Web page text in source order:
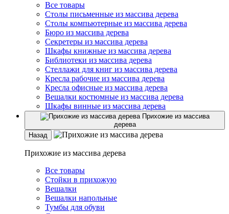
Все товары
Столы письменные из массива дерева
Столы компьютерные из массива дерева
Бюро из массива дерева
Секретеры из массива дерева
Шкафы книжные из массива дерева
Библиотеки из массива дерева
Стеллажи для книг из массива дерева
Кресла рабочие из массива дерева
Кресла офисные из массива дерева
Вешалки костюмные из массива дерева
Шкафы винные из массива дерева
Прихожие из массива
дерева
Назад
Прихожие из массива дерева
Все товары
Стойки в прихожую
Вешалки
Вешалки напольные
Тумбы для обуви